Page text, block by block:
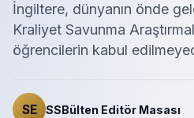
İngiltere, dünyanın önde
Kraliyet Savunma
öğrencilerin kabul
SE SSBülten Editör Masası